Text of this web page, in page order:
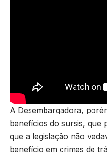
A Desembargadora,
benefícios do sursis, que
que a legislação não
benefício em crimes de